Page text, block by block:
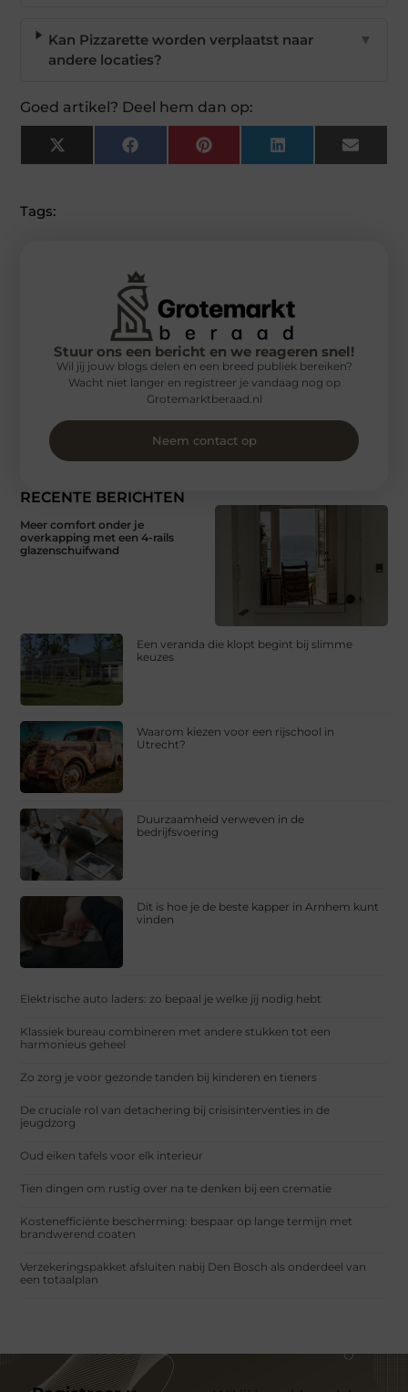
Kan Pizzarette worden verplaatst naar
andere locaties?
▼
Goed artikel? Deel hem dan op:
X
(Twitter)
FacebookPinterest LinkedIn Email
Tags:
RECENTE BERICHTEN
Meer comfort onder je
overkapping met een 4-rails
glazenschuifwand
Een veranda die klopt begint bij slimme
keuzes
Waarom kiezen voor een rijschool in
Utrecht?
Duurzaamheid verweven in de
bedrijfsvoering
Dit is hoe je de beste kapper in Arnhem kunt
vinden
Elektrische auto laders: zo bepaal je welke jij nodig hebt
Klassiek bureau combineren met andere stukken tot een
harmonieus geheel
Zo zorg je voor gezonde tanden bij kinderen en tieners
De cruciale rol van detachering bij crisisinterventies in de
jeugdzorg
Oud eiken tafels voor elk interieur
Tien dingen om rustig over na te denken bij een crematie
Kostenefficiënte bescherming: bespaar op lange termijn met
brandwerend coaten
Verzekeringspakket afsluiten nabij Den Bosch als onderdeel van
een totaalplan
Stuur ons een bericht en we reageren snel!
Wil jij jouw blogs delen en een breed publiek bereiken?
Wacht niet langer en registreer je vandaag nog op
Grotemarktberaad.nl
Neem contact op